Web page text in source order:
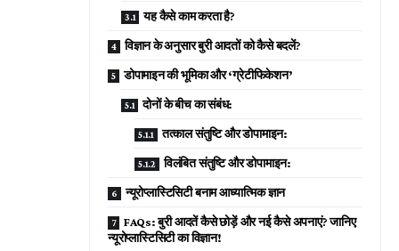
यह कैसे काम करता है?
विज्ञान के अनुसार बुरी आदतों को कैसे बदलें?
डोपामाइन की भूमिका और ‘ग्रेटीफिकेशन’
दोनों के बीच का संबंध:
तत्काल संतुष्टि और डोपामाइन:
विलंबित संतुष्टि और डोपामाइन:
न्यूरोप्लास्टिसिटी बनाम आध्यात्मिक ज्ञान
FAQs: बुरी आदतें कैसे छोड़ें और नई कैसे अपनाएं? जानिए
न्यूरोप्लास्टिसिटी का विज्ञान!